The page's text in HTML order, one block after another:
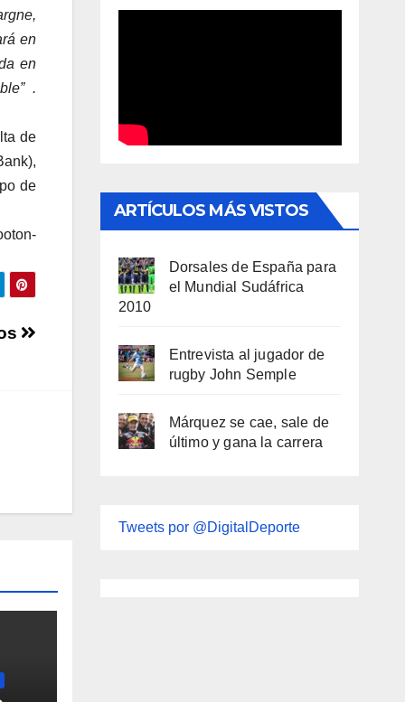
en
en
.
de
de
ARTÍCULOS MÁS VISTOS
Dorsales de España para
el Mundial Sudáfrica
2010
Entrevista al jugador de
rugby John Semple
Márquez se cae, sale de
último y gana la carrera
Tweets por @DigitalDeporte